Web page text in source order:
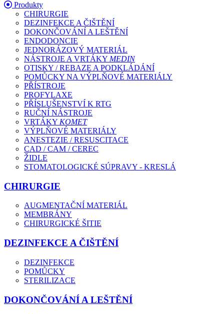
Produkty
CHIRURGIE
DEZINFEKCE A ČIŠTĚNÍ
DOKONČOVÁNÍ A LEŠTĚNÍ
ENDODONCIE
JEDNORÁZOVÝ MATERIÁL
NÁSTROJE A VRTÁKY MEDIN
OTISKY / REBAZE A PODKLÁDÁNÍ
POMŮCKY NA VÝPLŇOVÉ MATERIÁLY
PŘÍSTROJE
PROFYLAXE
PŘÍSLUŠENSTVÍ K RTG
RUČNÍ NÁSTROJE
VRTÁKY KOMET
VÝPLŇOVÉ MATERIÁLY
ANESTEZIE / RESUSCITACE
CAD / CAM / CEREC
ŽIDLE
STOMATOLOGICKÉ SÚPRAVY - KRESLÁ
CHIRURGIE
AUGMENTAČNÍ MATERIÁL
MEMBRÁNY
CHIRURGICKÉ ŠITIE
DEZINFEKCE A ČIŠTĚNÍ
DEZINFEKCE
POMŮCKY
STERILIZACE
DOKONČOVÁNÍ A LEŠTĚNÍ